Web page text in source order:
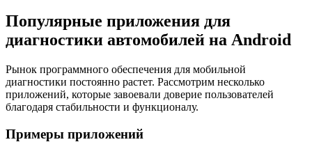
Популярные приложения для
диагностики автомобилей на Android
Рынок программного обеспечения для мобильной
диагностики постоянно растет. Рассмотрим несколько
приложений, которые завоевали доверие пользователей
благодаря стабильности и функционалу.
Примеры приложений